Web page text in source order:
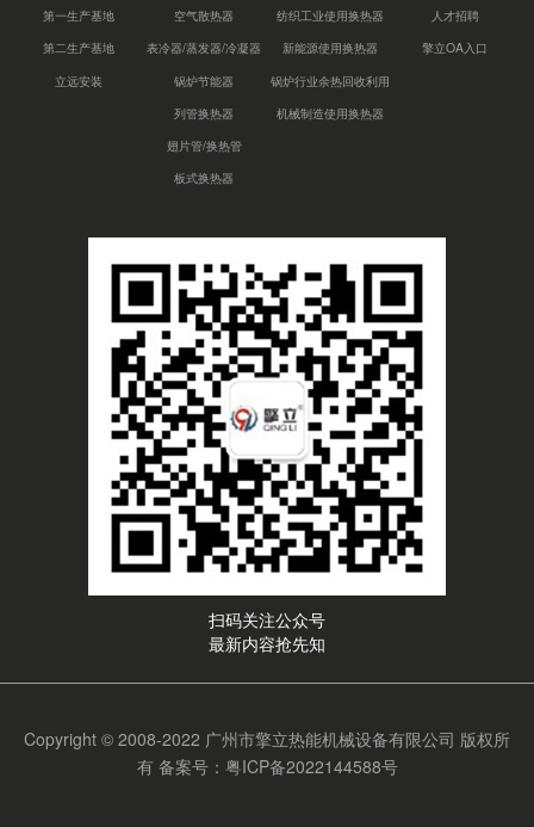
第一生产基地
第二生产基地
立远安装
空气散热器
表冷器/蒸发器/冷凝器
锅炉节能器
列管换热器
翅片管/换热管
板式换热器
纺织工业使用换热器
新能源使用换热器
锅炉行业余热回收利用
机械制造使用换热器
人才招聘
擎立OA入口
扫码关注公众号
最新内容抢先知
Copyright © 2008-2022 广州市擎立热能机械设备有限公司 版权所
有 备案号：粤ICP备2022144588号